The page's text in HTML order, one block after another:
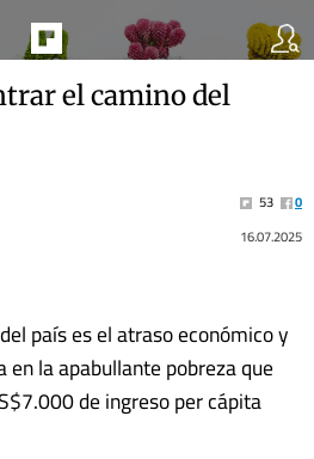
el camino del
53
0
16.07.2025
país es el atraso económico y
la apabullante pobreza que
de ingreso per cápita